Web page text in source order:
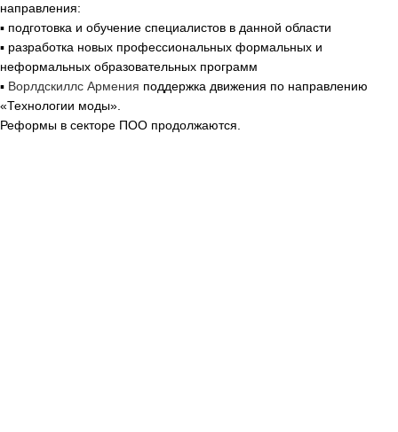
направления:
▪︎ подготовка и обучение специалистов в данной области
▪︎ разработка новых профессиональных формальных и
неформальных образовательных программ
▪︎ Ворлдскиллс Армения поддержка движения по направлению
«Технологии моды».
Реформы в секторе ПОО продолжаются.